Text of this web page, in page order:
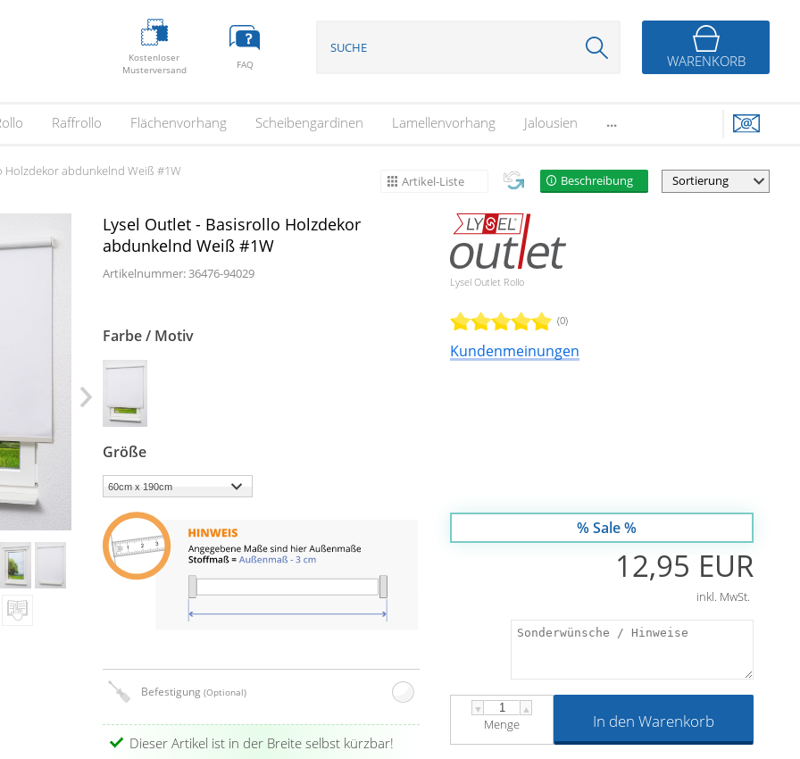
Kostenloser
Musterversand
FAQ WARENKORB
Raffrollo Flächenvorhang Scheibengardinen Lamellenvorhang Jalousien ...
Holzdekor abdunkelnd Weiß #1W
Artikel-Liste Beschreibung
Lysel Outlet - Basisrollo Holzdekor
abdunkelnd Weiß #1W
Artikelnummer: 36476-94029
Farbe / Motiv
Größe
Befestigung (Optional)
Dieser Artikel ist in der Breite selbst kürzbar!
Lysel Outlet Rollo
(0)
Kundenmeinungen
% Sale %
12,95 EUR
inkl. MwSt.
▼ ▲
Menge In den Warenkorb